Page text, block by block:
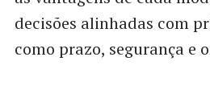
decisões alinhadas com
como prazo, segurança e